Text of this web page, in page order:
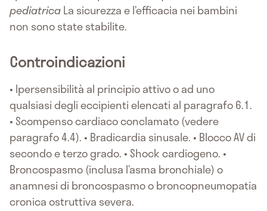
pediatricaLa sicurezza e l’efficacia nei bambini
non sono state stabilite.
Controindicazioni
• Ipersensibilità al principio attivo o ad uno
qualsiasi degli eccipienti elencati al paragrafo 6.1.
• Scompenso cardiaco conclamato (vedere
paragrafo 4.4). • Bradicardia sinusale. • Blocco AV di
secondo e terzo grado. • Shock cardiogeno. •
Broncospasmo (inclusa l’asma bronchiale) o
anamnesi di broncospasmo o broncopneumopatia
cronica ostruttiva severa.